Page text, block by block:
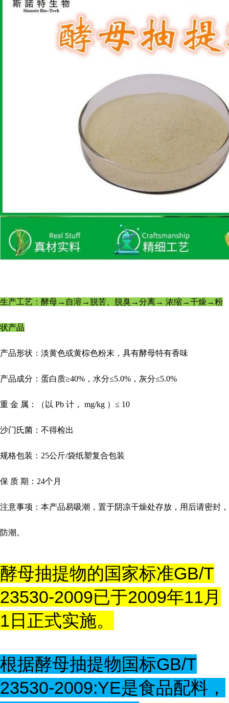
生产工艺： 酵母→自溶→脱苦、脱臭→分离→ 浓缩→干燥→粉
状产品
产品形状 ：淡黄色或黄棕色粉末，具有酵母特有香味
产品成分 ：蛋白质≥40%，水分≤5.0%，灰分≤5.0%
重 金 属：（以 Pb 计， mg/kg ）≤ 10
沙门氏菌：不得检出
规格包装： 25公斤/袋纸塑复合包装
保 质 期： 24个月
注意事项：本产品易吸潮，置于阴凉干燥处存放，用后请密封，
防潮。
酵母抽提物的国家标准GB/T
23530-2009已于2009年11月
1日正式实施。
根据酵母抽提物国标GB/T
23530-2009:YE是食品配料，